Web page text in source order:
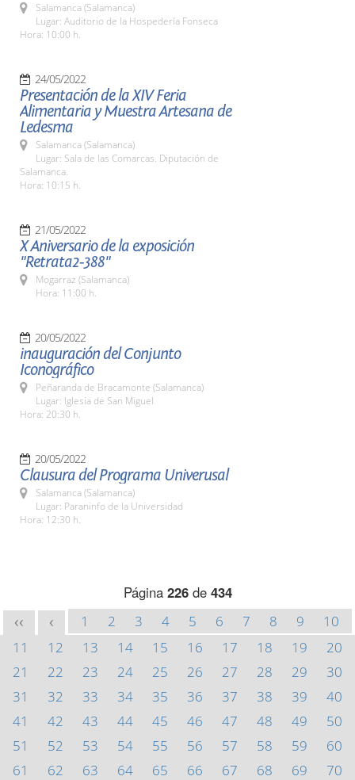
Salamanca (Salamanca)
Lugar: Auditorio de la Hospedería Fonseca
Hora: 10:00 h.
24/05/2022
Presentación de la XIV Feria
Alimentaria y Muestra Artesana de
Ledesma
Salamanca (Salamanca)
Lugar: Sala de las Comarcas. Diputación de
Salamanca.
Hora: 10:15 h.
21/05/2022
X Aniversario de la exposición
"Retrata2-388"
Mogarraz (Salamanca)
Hora: 11:00 h.
20/05/2022
inauguración del Conjunto
Iconográfico
Peñaranda de Bracamonte (Salamanca)
Lugar: Iglesia de San Miguel
Hora: 20:30 h.
20/05/2022
Clausura del Programa Univerusal
Salamanca (Salamanca)
Lugar: Paraninfo de la Universidad
Hora: 12:30 h.
Página 226de 434
<< < 1 2 3 4 5 6 7 8 9
10
11
12 13 14 15 16 17 18 19
20
21
22 23 24 25 26 27 28 29
30
31
32 33 34 35 36 37 38 39
40
41
42 43 44 45 46 47 48 49
50
51
52 53 54 55 56 57 58 59
60
61
62 63 64 65 66 67 68 69
70